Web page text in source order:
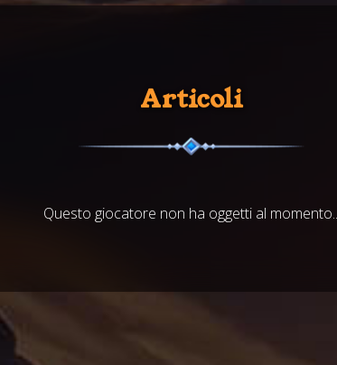
Articoli
Questo giocatore non ha oggetti al